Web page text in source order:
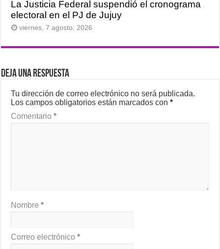
La Justicia Federal suspendió el cronograma
electoral en el PJ de Jujuy
viernes, 7 agosto, 2026
Deja una respuesta
Tu dirección de correo electrónico no será publicada.
Los campos obligatorios están marcados con*
Comentario*
Nombre*
Correo electrónico*